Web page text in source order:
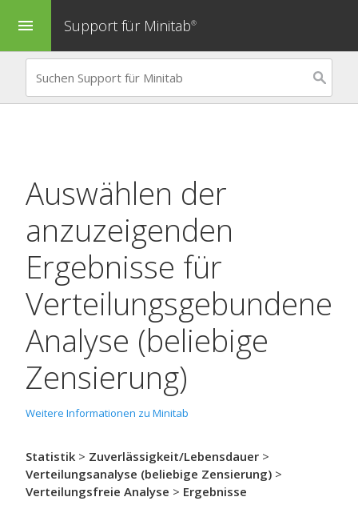
menu Support für Minitab®
Auswählen der
anzuzeigenden
Ergebnisse für
Verteilungsgebundene
Analyse (beliebige
Zensierung)
Weitere Informationen zu Minitab
Statistik > Zuverlässigkeit/Lebensdauer >
Verteilungsanalyse (beliebige Zensierung) >
Verteilungsfreie Analyse > Ergebnisse